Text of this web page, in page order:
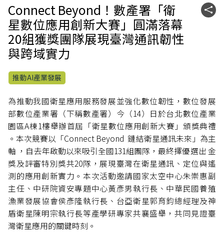
Connect Beyond！數產署「衛
星數位應用創新大賽」圓滿落幕
20組獲獎團隊展現臺灣通訊韌性
與跨域實力
社群
推動AI產業發展
為推動我國衛星應用服務發展並強化數位韌性，數位發展
部數位產業署（下稱數產署）今（14）日於台北數位產業
園區A棟1樓舉辦首屆「衛星數位應用創新大賽」頒獎典禮
。本次競賽以「Connect Beyond 鏈結衛星通訊未來」為主
軸 ，自去年啟動以來吸引全國131組團隊，最終擇優選出 金
獎及評審特別獎共20隊，展現臺灣在衛星通訊、定位與遙
測的應用創新實力。本次活動邀請國家太空中心朱崇惠副
主任、中研院資安專題中心黃彥男執行長、中華民國養殖
漁業發展協會侯彥隆執行長、台亞衛星郭育鈞總經理及神
盾衛星陳明宗執行長等產學研專家共襄盛舉，共同見證臺
灣衛星應用的關鍵時刻。